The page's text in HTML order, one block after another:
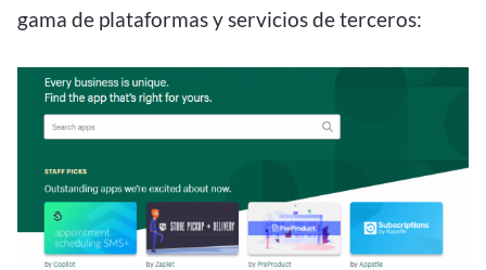
gama de plataformas y servicios de terceros: